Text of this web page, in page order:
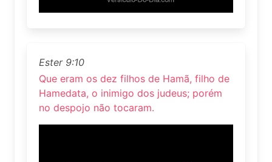
Ester 9:10
Que eram os dez filhos de Hamã, filho de
Hamedata, o inimigo dos judeus; porém
no despojo não tocaram.